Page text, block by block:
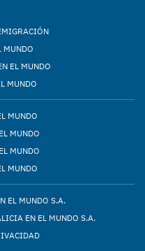
MUNDO
EL MUNDO
MUNDO
MUNDO
MUNDO
MUNDO
MUNDO
EL MUNDO S.A.
EN EL MUNDO S.A.